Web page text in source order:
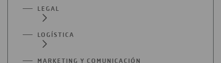
LEGAL
LOGÍSTICA
MARKETING Y COMUNICACIÓN